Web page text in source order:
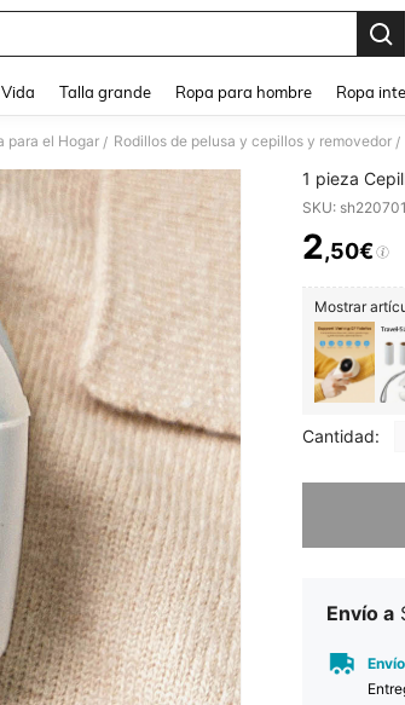
Talla grande Ropa para hombre Ropa
para el Hogar / Rodillos de pelusa y cepillos y removedor /
1 pieza
SKU:
2,50€
Mostrar
Cantidad:
Lo sentimos,
Envío a